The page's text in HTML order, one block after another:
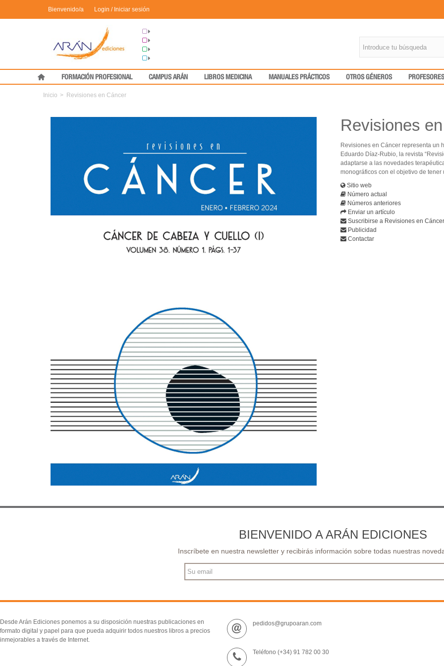
Bienvenido/a Login / Iniciar sesión
Grupo Arán
Congresos
Formación
Medical Press
FORMACIÓN PROFESIONAL CAMPUS ARÁN LIBROS MEDICINA MANUALES PRÁCTICOS OTROS GÉNEROS
Inicio > Revisiones en Cáncer
Revisiones
Revisiones en Cáncer representa un
Eduardo Díaz-Rubio, la revista
adaptarse a las novedades
monográficos con el objetivo de
Sitio web
Número actual
Números anteriores
Enviar un artículo
Suscribirse a Revisiones en Cáncer
Publicidad
Contactar
BIENVENIDO A ARÁN EDICIONES
Inscríbete en nuestra newsletter y recibirás información sobre todas nuestras
Desde Arán Ediciones ponemos a su disposición nuestras publicaciones en
formato digital y papel para que pueda adquirir todos nuestros libros a precios
inmejorables a través de Internet.
pedidos@grupoaran.com
Teléfono (+34) 91 782 00 30